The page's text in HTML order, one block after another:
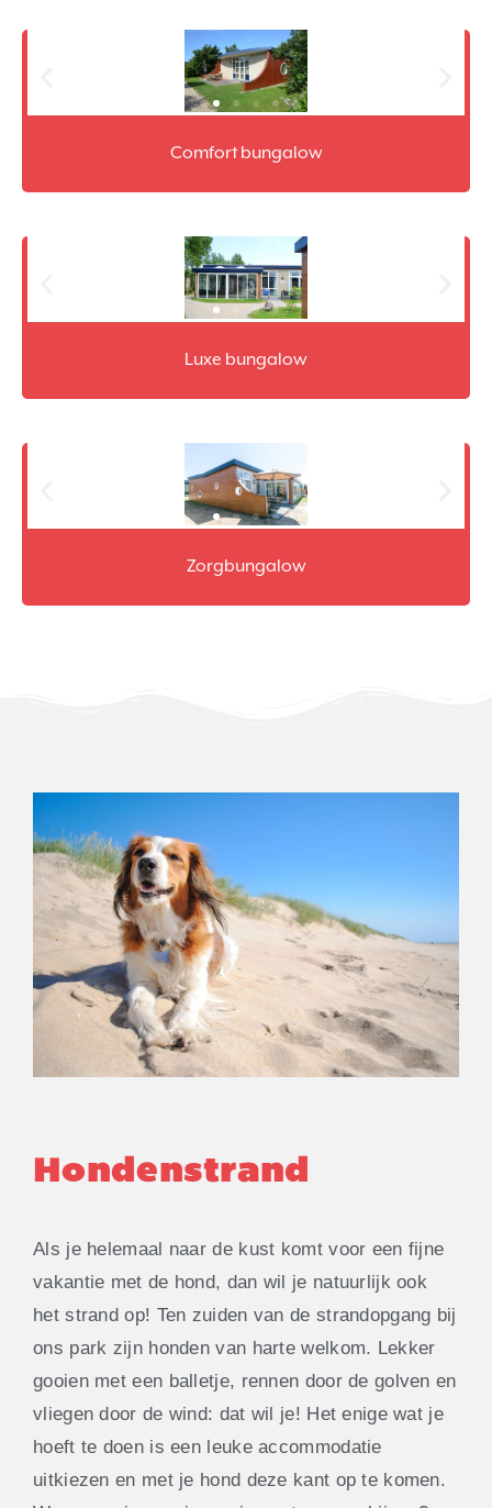
Comfort bungalow
Luxe bungalow
Zorgbungalow
Hondenstrand
Als je helemaal naar de kust komt voor een fijne
vakantie met de hond, dan wil je natuurlijk ook
het strand op! Ten zuiden van de strandopgang bij
ons park zijn honden van harte welkom. Lekker
gooien met een balletje, rennen door de golven en
vliegen door de wind: dat wil je! Het enige wat je
hoeft te doen is een leuke accommodatie
uitkiezen en met je hond deze kant op te komen.